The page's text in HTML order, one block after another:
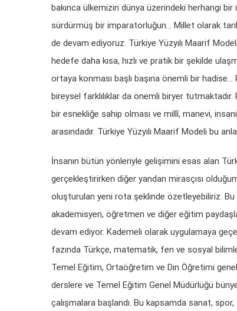
bakınca ülkemizin dünya üzerindeki herhangi bir
sürdürmüş bir imparatorluğun… Millet olarak
de devam ediyoruz. Türkiye Yüzyılı Maarif
hedefe daha kısa, hızlı ve pratik bir şekilde
ortaya konması başlı başına önemli bir
bireysel farklılıklar da önemli biryer
bir esnekliğe sahip olması ve millî, manevi,
arasındadır. Türkiye Yüzyılı Maarif Modeli bu
İnsanın bütün yönleriyle gelişimini esas alan
gerçekleştirirken diğer yandan mirasçısı
oluşturulan yeni rota şeklinde özetleyebiliriz. Bu
akademisyen, öğretmen ve diğer eğitim
devam ediyor. Kademeli olarak uygulamaya
fazında Türkçe, matematik, fen ve sosyal
Temel Eğitim, Ortaöğretim ve Din Öğretimi
derslere ve Temel Eğitim Genel Müdürlüğü
çalışmalara başlandı. Bu kapsamda sanat,